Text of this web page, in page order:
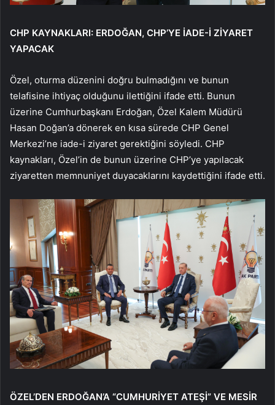
CHP KAYNAKLARI: ERDOĞAN, CHP’YE İADE-İ ZİYARET
YAPACAK
Özel, oturma düzenini doğru bulmadığını ve bunun
telafisine ihtiyaç olduğunu ilettiğini ifade etti. Bunun
üzerine Cumhurbaşkanı Erdoğan, Özel Kalem Müdürü
Hasan Doğan’a dönerek en kısa sürede CHP Genel
Merkezi’ne iade-i ziyaret gerektiğini söyledi. CHP
kaynakları, Özel’in de bunun üzerine CHP’ye yapılacak
ziyaretten memnuniyet duyacaklarını kaydettiğini ifade etti.
ÖZEL’DEN ERDOĞAN’A “CUMHURİYET ATEŞİ” VE MESİR